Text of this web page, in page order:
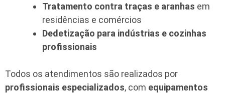
Tratamento contra traças e aranhas em
residências e comércios
Dedetização para indústrias e cozinhas
profissionais
Todos os atendimentos são realizados por
profissionais especializados, com equipamentos